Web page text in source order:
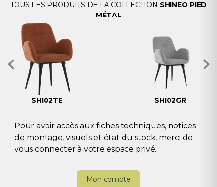
TOUS LES PRODUITS DE LA COLLECTION SHINEO PIED
MÉTAL
SHI02TE SHI02GR
Pour avoir accès aux fiches techniques, notices
de montage, visuels et état du stock, merci de
vous connecter à votre espace privé.
Mon compte